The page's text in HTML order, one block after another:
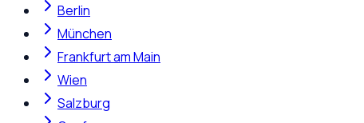
Berlin
München
Frankfurt am Main
Wien
Salzburg